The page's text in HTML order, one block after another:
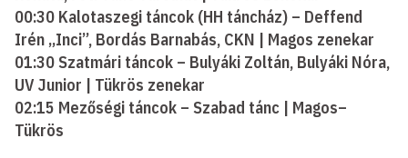
00:30 Kalotaszegi táncok (HH táncház) – Deffend
Irén „Inci”, Bordás Barnabás, CKN | Magos zenekar
01:30 Szatmári táncok – Bulyáki Zoltán, Bulyáki Nóra,
UV Junior | Tükrös zenekar
02:15 Mezőségi táncok – Szabad tánc | Magos–
Tükrös